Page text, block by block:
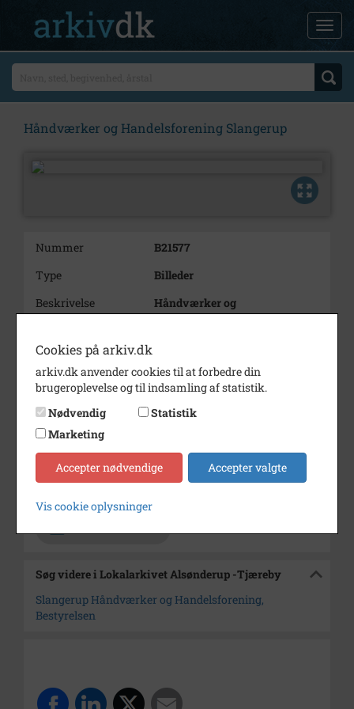
Håndværker og Handelsforening Slangerup
Nummer
B21577
Type
Billeder
Beskrivelse
Håndværker og
Handelsforening Slangerup
3 stk.
Årstal
1969
Dateringsnote
20/2 1969
Fotograf
Jørgen Rubæk Hansen
Arkiv
Lokalarkivet Alsønderup -
Søg videre i Lokalarkivet Alsønderup -Tjæreby
Slangerup Håndværker og Handelsforening,
Bestyrelsen
Cookies på arkiv.dk
arkiv.dk anvender cookies til at forbedre din
brugeroplevelse og til indsamling af statistik.
Nødvendig
Statistik
Marketing
Accepter nødvendige Accepter valgte
Vis cookie oplysninger